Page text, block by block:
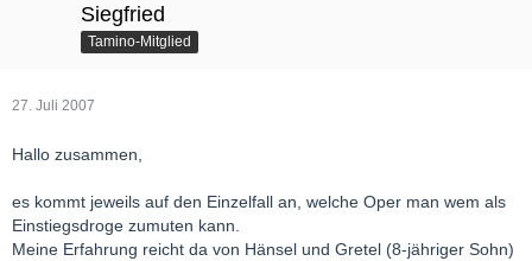
Siegfried
Tamino-Mitglied
27. Juli 2007
Hallo zusammen,
es kommt jeweils auf den Einzelfall an, welche Oper man wem als
Einstiegsdroge zumuten kann.
Meine Erfahrung reicht da von Hänsel und Gretel (8-jähriger Sohn)